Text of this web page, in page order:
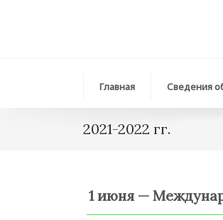
Главная Сведения
2021-2022 гг.
1 июня —